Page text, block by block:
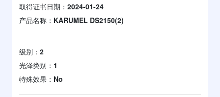
取得证书日期： 2024-01-24
产品名称： KARUMEL DS2150(2)
级别： 2
光泽类别： 1
特殊效果： No